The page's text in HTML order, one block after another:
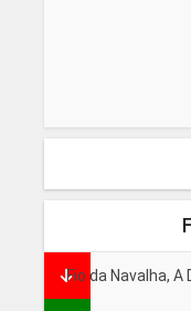
Fio da Navalha,